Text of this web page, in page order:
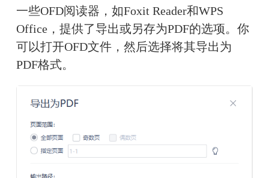
一些OFD阅读器，如Foxit Reader和WPS
Office，提供了导出或另存为PDF的选项。你
可以打开OFD文件，然后选择将其导出为
PDF格式。